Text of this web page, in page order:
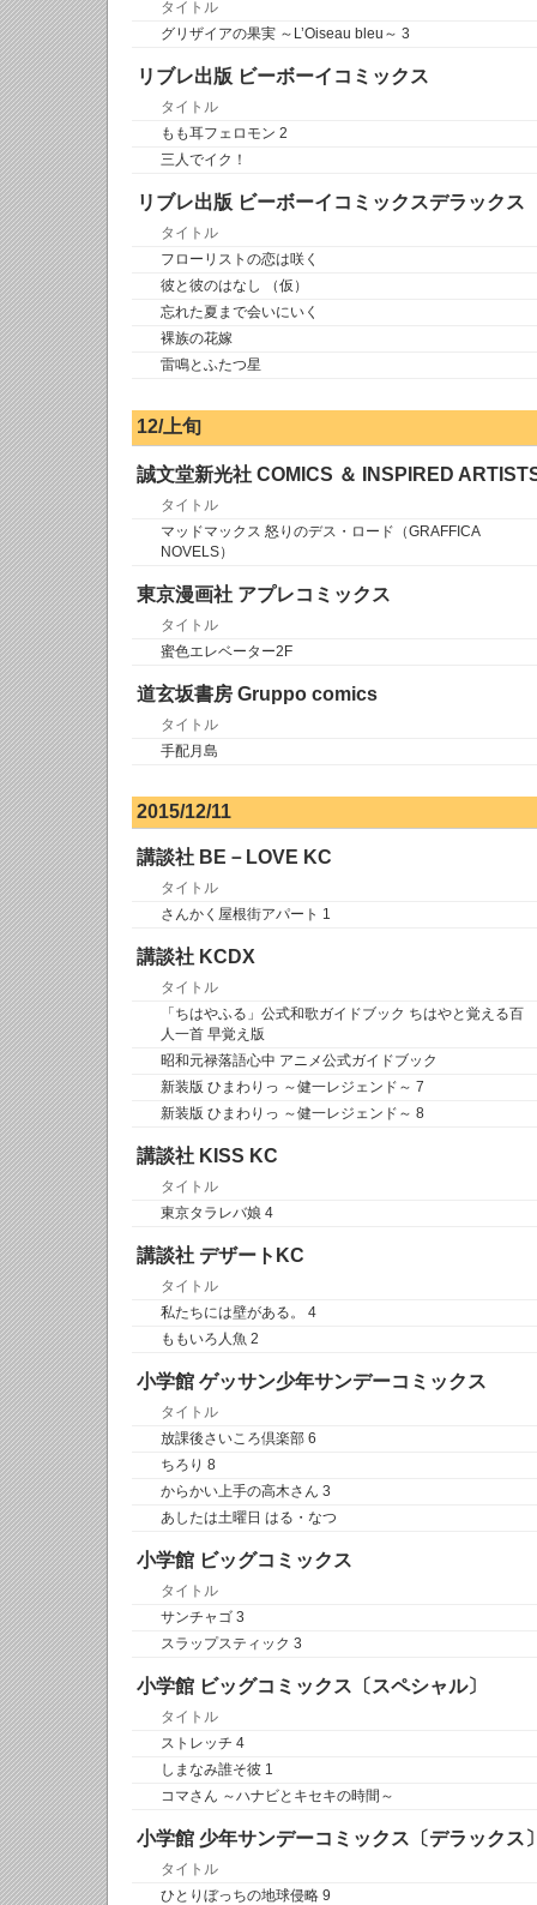
タイトル
グリザイアの果実 ～L’Oiseau bleu～ 3
リブレ出版 ビーボーイコミックス
タイトル
もも耳フェロモン 2
三人でイク！
リブレ出版 ビーボーイコミックスデラックス
タイトル
フローリストの恋は咲く
彼と彼のはなし （仮）
忘れた夏まで会いにいく
裸族の花嫁
雷鳴とふたつ星
12/上旬
誠文堂新光社 COMICS ＆ INSPIRED
タイトル
マッドマックス 怒りのデス・ロード（GRAFFICA
NOVELS）
東京漫画社 アプレコミックス
タイトル
蜜色エレベーター2F
道玄坂書房 Gruppo comics
タイトル
手配月島
2015/12/11
講談社 BE－LOVE KC
タイトル
さんかく屋根街アパート 1
講談社 KCDX
タイトル
「ちはやふる」公式和歌ガイドブック ちはやと覚える百
人一首 早覚え版
昭和元禄落語心中 アニメ公式ガイドブック
新装版 ひまわりっ ～健一レジェンド～ 7
新装版 ひまわりっ ～健一レジェンド～ 8
講談社 KISS KC
タイトル
東京タラレバ娘 4
講談社 デザートKC
タイトル
私たちには壁がある。 4
ももいろ人魚 2
小学館 ゲッサン少年サンデーコミックス
タイトル
放課後さいころ倶楽部 6
ちろり 8
からかい上手の高木さん 3
あしたは土曜日 はる・なつ
小学館 ビッグコミックス
タイトル
サンチャゴ 3
スラップスティック 3
小学館 ビッグコミックス〔スペシャル〕
タイトル
ストレッチ 4
しまなみ誰そ彼 1
コマさん ～ハナビとキセキの時間～
小学館 少年サンデーコミックス〔デラックス
タイトル
ひとりぼっちの地球侵略 9